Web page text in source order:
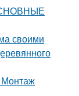
своими
Монтаж